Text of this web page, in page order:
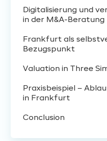
Digitalisierung und
in der M&A-Beratung
Frankfurt als
Bezugspunkt
Valuation in Three
Praxisbeispiel –
in Frankfurt
Conclusion